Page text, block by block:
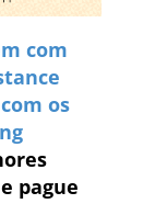
com
os
pague